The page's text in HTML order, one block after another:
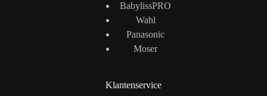
BabylissPRO
Wahl
Panasonic
Moser
Klantenservice